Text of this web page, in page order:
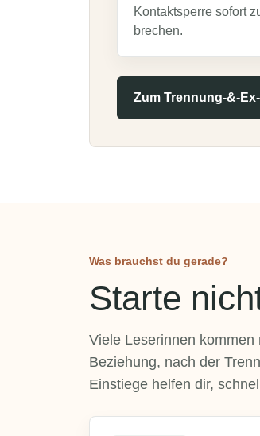
Kontaktsperre sofort
brechen.
Zum Trennung-&-
Was brauchst du gerade?
Starte
Viele Leserinnen
Beziehung, nach der
Einstiege helfen dir,